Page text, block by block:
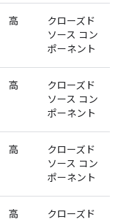
高
クローズド
ソース コン
ポーネント
高
クローズド
ソース コン
ポーネント
高
クローズド
ソース コン
ポーネント
高
クローズド